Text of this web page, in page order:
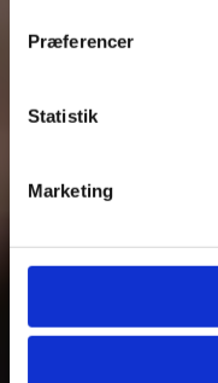
Præferencer
Statistik
Marketing